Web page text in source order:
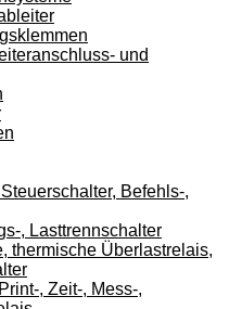
und
Befehls-,
, Lasttrennschalter
thermische Überlastrelais,
, Zeit-, Mess-,